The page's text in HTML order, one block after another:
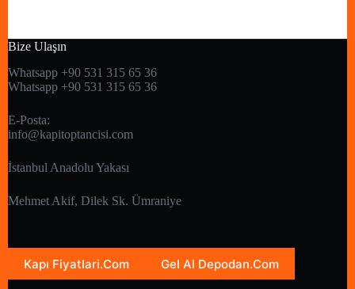
Bize Ulaşın
Whatsapp +90 531 315 65 36
Whatsapp +90 531 315 65 36
E-Posta:
info@kapitoptancisi.com
İstanbul Anadolu Yakası
Mehmet Akif, Dilek Sk. Ümraniye
Kapı Fiyatlari.Com Gel Al Depodan.Com